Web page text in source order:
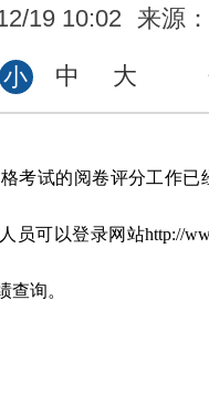
19 10:02 来源
小 中 大
考试的阅卷评分工作
员可以登录网站http://
查询。